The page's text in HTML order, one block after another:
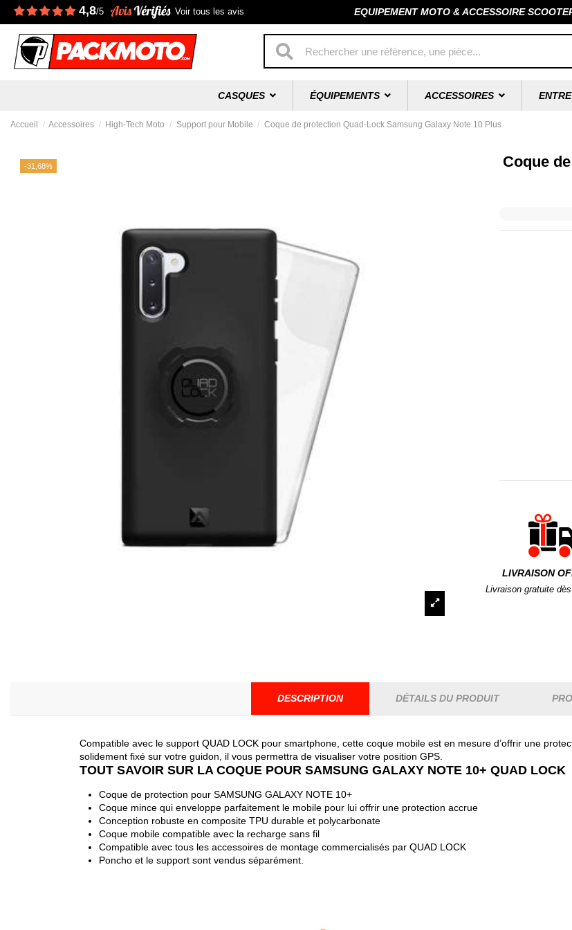
4,8/5 Voir tous les avis EQUIPEMENT MOTO & ACCESSOIRE
CASQUES ÉQUIPEMENTS ACCESSOIRES
Accueil Accessoires High-Tech Moto Support pour Mobile Coque de protection Quad-Lock Samsung Galaxy Note 10 Plus
-31,68%
Coque
LIVRAISON
Livraison gratuite
DESCRIPTION DÉTAILS DU PRODUIT
Compatible avec le support QUAD LOCK pour smartphone, cette coque mobile est en mesure d’offrir une
solidement fixé sur votre guidon, il vous permettra de visualiser votre position GPS.
TOUT SAVOIR SUR LA COQUE POUR SAMSUNG GALAXY NOTE 10+ QUAD LOCK
Coque de protection pour SAMSUNG GALAXY NOTE 10+
Coque mince qui enveloppe parfaitement le mobile pour lui offrir une protection accrue
Conception robuste en composite TPU durable et polycarbonate
Coque mobile compatible avec la recharge sans fil
Compatible avec tous les accessoires de montage commercialisés par QUAD LOCK
Poncho et le support sont vendus séparément.